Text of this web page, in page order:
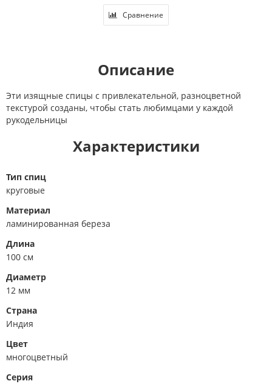
Сравнение
Описание
Эти изящные спицы с привлекательной, разноцветной
текстурой созданы, чтобы стать любимцами у каждой
рукодельницы
Характеристики
Тип спиц
круговые
Материал
ламинированная береза
Длина
100 см
Диаметр
12 мм
Страна
Индия
Цвет
многоцветный
Серия